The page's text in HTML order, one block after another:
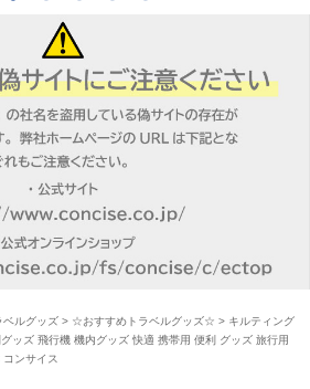
ベルグッズ> ☆おすすめトラベルグッズ☆ > キルティング
ッズ 飛行機 機内グッズ 快適 携帯用 便利 グッズ 旅行用
ンサイス